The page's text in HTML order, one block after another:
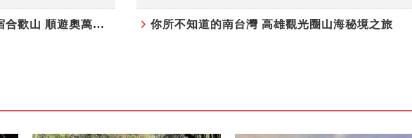
一趟旅程、雙重享受！9月住宿合歡山 順遊奧萬大10元優惠入園 你所不知道的南台灣 高雄觀光圈山海秘境之旅